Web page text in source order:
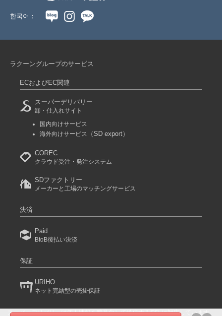
한국어：
ラクーングループのサービス
ECおよびEC関連
スーパーデリバリー
卸・仕入れサイト
国内向けサービス
海外向けサービス
（SD export）
COREC
クラウド受注・発注システム
SDファクトリー
メーカーと工場のマッチングサービス
決済
Paid
BtoB後払い決済
保証
URIHO
ネット完結型の売掛保証
スーパーデリバリーは個人情報を暗号化して送信するSSLに対応しています。